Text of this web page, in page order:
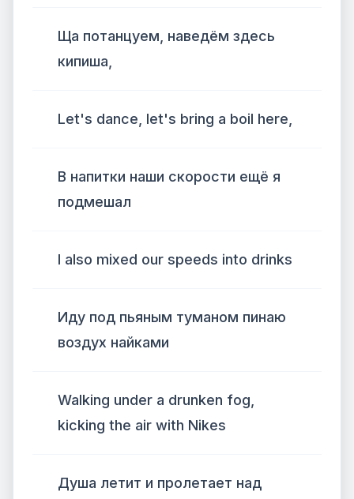
Ща потанцуем, наведём здесь
кипиша,
Let's dance, let's bring a boil here,
В напитки наши скорости ещё я
подмешал
I also mixed our speeds into drinks
Иду под пьяным туманом пинаю
воздух найками
Walking under a drunken fog,
kicking the air with Nikes
Душа летит и пролетает над